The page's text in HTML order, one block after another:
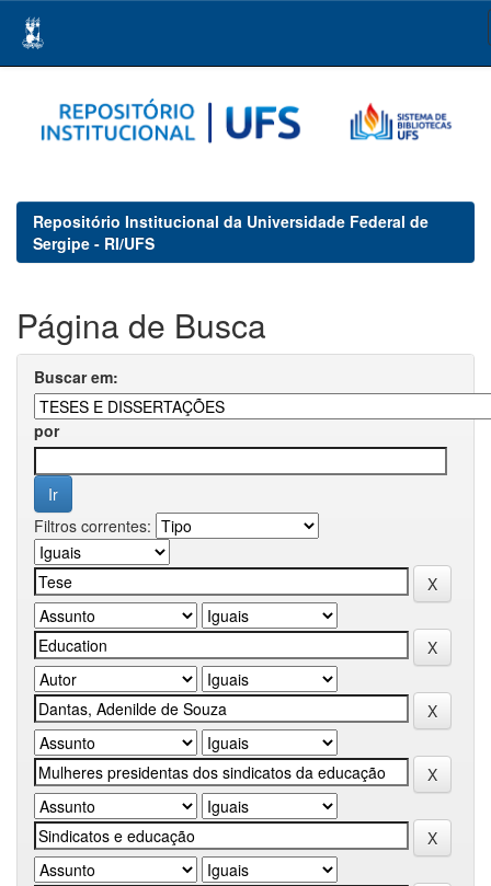
navigation
Repositório Institucional da Universidade Federal de
Sergipe - RI/UFS
Página de Busca
Buscar em:
por
Filtros correntes: